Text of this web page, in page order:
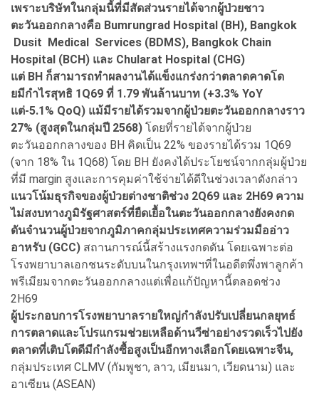
เพราะบริษัทในกลุ่มนี้ที่มีสัดส่วนรายได้จากผู้ป่วยชาว
ตะวันออกกลางคือ Bumrungrad Hospital (BH), Bangkok
Dusit Medical Services (BDMS), Bangkok Chain
Hospital (BCH) และ Chularat Hospital (CHG)
แต่ BH ก็สามารถทําผลงานได้แข็งแกร่งกว่าตลาดคาดโด
ยมีกําไรสุทธิ 1Q69 ที่ 1.79 พันล้านบาท (+3.3% YoY
แต่-5.1% QoQ) แม้มีรายได้รวมจากผู้ป่วยตะวันออกกลางราว
27% (สูงสุดในกลุ่มปี 2568) โดยที่รายได้จากผู้ป่วย
ตะวันออกกลางของ BH คิดเป็น 22% ของรายได้รวม 1Q69
(จาก 18% ใน 1Q68) โดย BH ยังคงได้ประโยชน์จากกลุ่มผู้ป่วย
ที่มี margin สูงและการคุมค่าใช้จ่ายได้ดีในช่วงเวลาดังกล่าว
แนวโน้มธุรกิจของผู้ป่วยต่างชาติช่วง 2Q69 และ 2H69 ความ
ไม่สงบทางภูมิรัฐศาสตร์ที่ยืดเยื้อในตะวันออกกลางยังคงกด
ดันจํานวนผู้ป่วยจากภูมิภาคกลุ่มประเทศความร่วมมืออ่าว
อาหรับ (GCC) สถานการณ์นี้สร้างแรงกดดัน โดยเฉพาะต่อ
โรงพยาบาลเอกชนระดับบนในกรุงเทพฯที่ในอดีตพึ่งพาลูกค้า
พรีเมียมจากตะวันออกกลางแต่เพื่อแก้ปัญหานี้ตลอดช่วง
2H69
ผู้ประกอบการโรงพยาบาลรายใหญ่กําลังปรับเปลี่ยนกลยุทธ์
การตลาดและโปรแกรมช่วยเหลือด้านวีซ่าอย่างรวดเร็วไปยัง
ตลาดที่เติบโตดีมีกําลังซื้อสูงเป็นอีกทางเลือกโดยเฉพาะจีน,
กลุ่มประเทศ CLMV (กัมพูชา, ลาว, เมียนมา, เวียดนาม) และ
อาเซียน (ASEAN)